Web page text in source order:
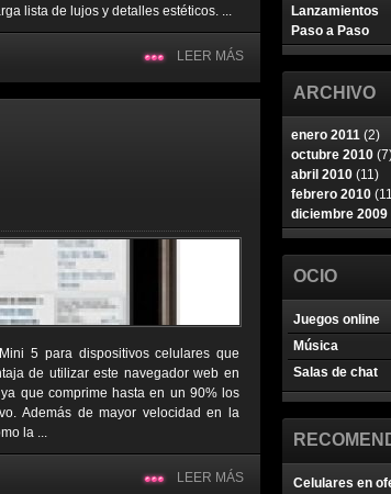
lista de lujos y detalles estéticos. ...
LEER MÁS
5 para dispositivos celulares que
de utilizar este navegador web en
que comprime hasta en un 90% los
Además de mayor velocidad en la
la ...
LEER MÁS
Lanzamientos
Paso a Paso
ARCHIVO
enero 2011 (2)
octubre 2010
abril 2010 (11)
febrero 2010
diciembre 2009
OCIO
Juegos online
Música
Salas de chat
Celulares en